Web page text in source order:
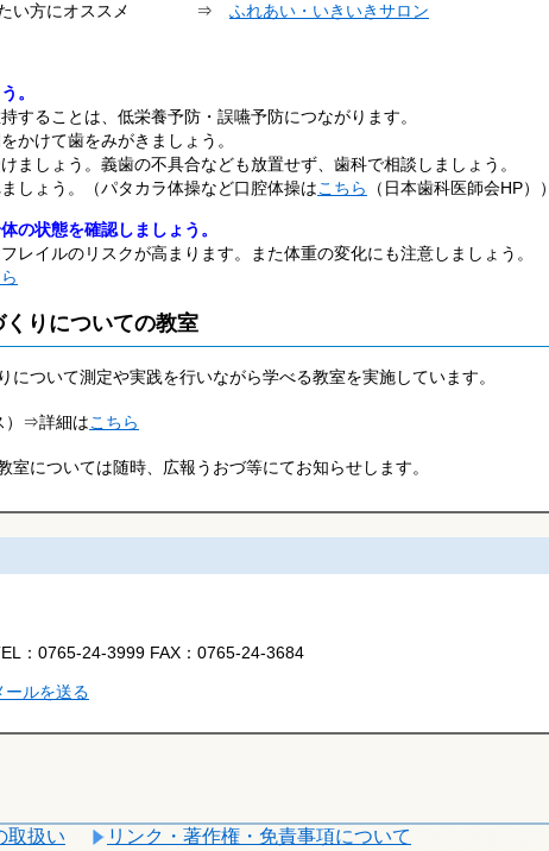
たい方にオススメ ⇒ ふれあい・いきいきサロン
。
することは、低栄養予防・誤嚥予防につながります。
かけて歯をみがきましょう。
ましょう。義歯の不具合なども放置せず、歯科で相談しましょう。
しょう。（パタカラ体操など口腔体操はこちら （日本歯科医師会HP））
の状態を確認しましょう。
レイルのリスクが高まります。また体重の変化にも注意しましょう。
りについての教室
について測定や実践を行いながら学べる教室を実施しています。
）⇒詳細はこちら
室については随時、広報うおづ等にてお知らせします。
： 0765-24-3999 FAX： 0765-24-3684
ールを送る
取扱い リンク・著作権・免責事項について